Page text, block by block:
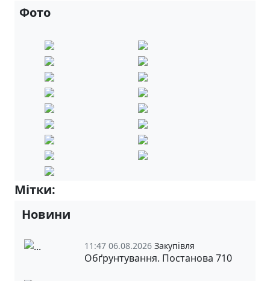
Фото
Мітки:
Новини
11:47 06.08.2026 Закупівля
Обґрунтування. Постанова 710